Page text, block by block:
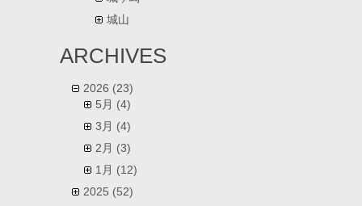
城山
ARCHIVES
2026 (23)
5月 (4)
3月 (4)
2月 (3)
1月 (12)
2025 (52)